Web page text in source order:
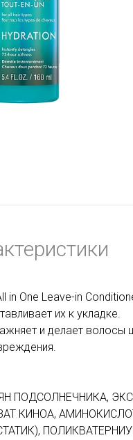
One Leave-in
их к укладке.
и делает
ПОДСОЛНЕЧНИКА,
КИНОА,